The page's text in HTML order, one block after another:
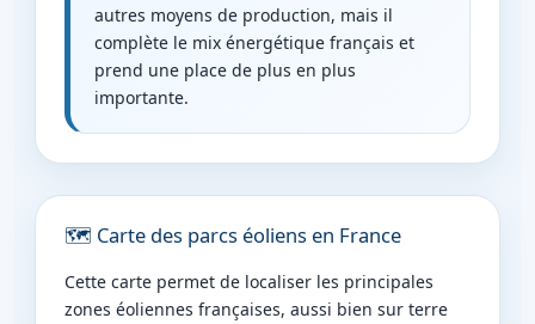
autres moyens de production, mais il
complète le mix énergétique français et
prend une place de plus en plus
importante.
🗺️ Carte des parcs éoliens en France
Cette carte permet de localiser les principales
zones éoliennes françaises, aussi bien sur terre